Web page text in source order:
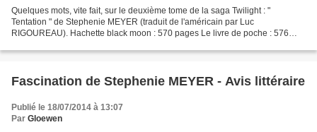
Quelques mots, vite fait, sur le deuxième tome de la saga Twilight : "
Tentation " de Stephenie MEYER (traduit de l'américain par Luc
RIGOUREAU). Hachette black moon : 570 pages Le livre de poche : 576
Fascination de Stephenie MEYER - Avis littéraire
Publié le 18/07/2014 à 13:07
Par Gloewen